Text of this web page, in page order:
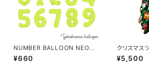
NUMBER BALLOON NEON
YELLOW 個包装
¥660
クリスマス
¥5,500